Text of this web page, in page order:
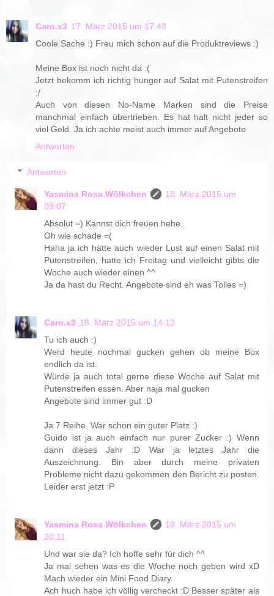
Caro.x3 17. März 2015 um 17:43
Coole Sache :) Freu mich schon auf die Produktreviews :)
Meine Box ist noch nicht da :(
Jetzt bekomm ich richtig hunger auf Salat mit Putenstreifen
:/
Auch von diesen No-Name Marken sind die Preise
manchmal einfach übertrieben. Es hat halt nicht jeder so
viel Geld. Ja ich achte meist auch immer auf Angebote
Antworten
Antworten
Yasmina Rosa Wölkchen
18. März 2015 um
09:07
Absolut =) Kannst dich freuen hehe.
Oh wie schade =(
Haha ja ich hätte auch wieder Lust auf einen Salat mit
Putenstreifen, hatte ich Freitag und vielleicht gibts die
Woche auch wieder einen ^^
Ja da hast du Recht. Angebote sind eh was Tolles =)
Caro.x3 18. März 2015 um 14:13
Tu ich auch :)
Werd heute nochmal gucken gehen ob meine Box
endlich da ist.
Würde ja auch total gerne diese Woche auf Salat mit
Putenstreifen essen. Aber naja mal gucken
Angebote sind immer gut :D
Ja 7 Reihe. War schon ein guter Platz :)
Guido ist ja auch einfach nur purer Zucker :) Wenn
dann dieses Jahr :D War ja letztes Jahr die
Auszeichnung. Bin aber durch meine privaten
Probleme nicht dazu gekommen den Bericht zu posten.
Leider erst jetzt :P
Yasmina Rosa Wölkchen
18. März 2015 um
20:11
Und war sie da? Ich hoffe sehr für dich ^^
Ja mal sehen was es die Woche noch geben wird xD
Mach wieder ein Mini Food Diary.
Ach huch habe ich völlig vercheckt :D Besser später als